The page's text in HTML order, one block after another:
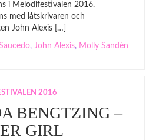
i Melodifestivalen 2016.
med låtskrivaren och
John Alexis […]
, John Alexis, Molly Sandén
2016
BENGTZING –
GIRL